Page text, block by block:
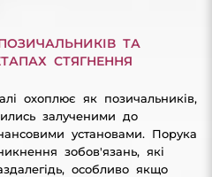
ТА
СТЯГНЕННЯ
охоплює як позичальників,
залученими до
установами. Порука
зобов'язань, які
особливо якщо